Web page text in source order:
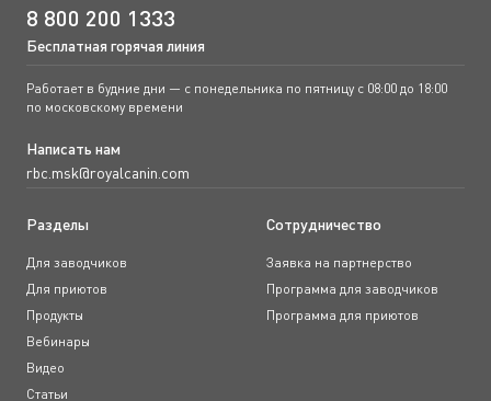
8 800 200 1333
Бесплатная горячая линия
Работает в будние дни — с понедельника по пятницу с 08:00 до 18:00
по московскому времени
Написать нам
rbc.msk@royalcanin.com
Разделы
Для заводчиков
Для приютов
Продукты
Вебинары
Видео
Статьи
Сотрудничество
Заявка на партнерство
Программа для заводчиков
Программа для приютов